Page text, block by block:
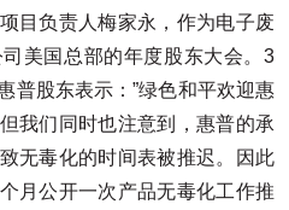
目负责人梅家永，作为电子废
美国总部的年度股东大会。3
普股东表示：”绿色和平欢迎惠
我们同时也注意到，惠普的承
无毒化的时间表被推迟。因此
月公开一次产品无毒化工作推